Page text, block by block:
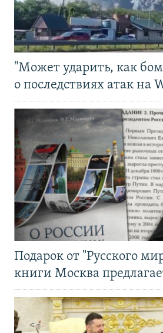
"Может ударить, как
о последствиях атак на
Подарок от "Русского
книги Москва